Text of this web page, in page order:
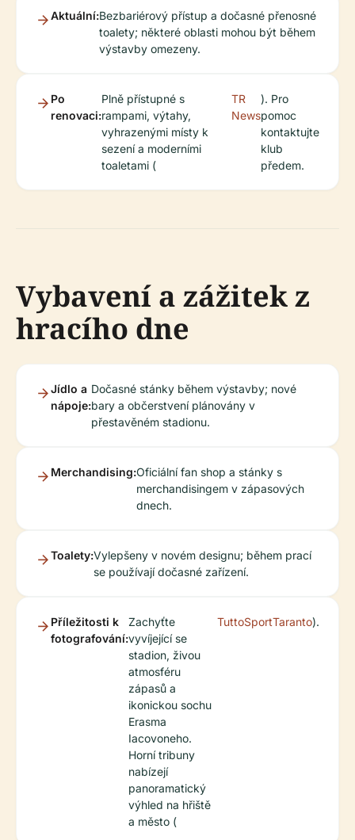
Aktuální:Bezbariérový přístup a dočasné přenosné
toalety; některé oblasti mohou být během
výstavby omezeny.
Po
renovaci:
Plně přístupné s
rampami, výtahy,
vyhrazenými místy k
sezení a moderními
toaletami (
TR
News
). Pro
pomoc
kontaktujte
klub
předem.
Vybavení a zážitek z
hracího dne
Jídlo a
nápoje:
Dočasné stánky během výstavby; nové
bary a občerstvení plánovány v
přestavěném stadionu.
Merchandising:Oficiální fan shop a stánky s
merchandisingem v zápasových
dnech.
Toalety:Vylepšeny v novém designu; během prací
se používají dočasné zařízení.
Příležitosti k
fotografování:
Zachyťte
vyvíjející se
stadion, živou
atmosféru
zápasů a
ikonickou sochu
Erasma
Iacovoneho.
Horní tribuny
nabízejí
panoramatický
výhled na hřiště
a město (
TuttoSportTaranto).